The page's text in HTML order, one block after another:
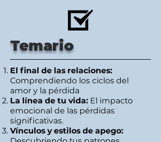
Temario
El final de las relaciones:
Comprendiendo los ciclos del
amor y la pérdida
La línea de tu vida: El impacto
emocional de las pérdidas
significativas.
Vínculos y estilos de apego: